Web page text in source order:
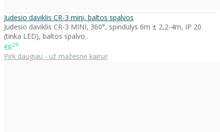
Judesio daviklis CR-3 mini, baltos spalvos
Judesio daviklis CR-3 MINI, 360°, spindulys 6m ± 2,2-4m, IP 20
(tinka LED), baltos spalvo..
€829
Pirk daugiau - už mažesnę kainą!